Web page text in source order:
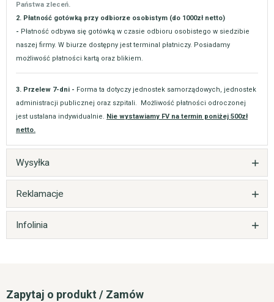
Państwa zleceń.
2. Płatność gotówką przy odbiorze osobistym (do 1000zł netto)
- Płatność odbywa się gotówką w czasie odbioru osobistego w siedzibie
naszej firmy. W biurze dostępny jest terminal płatniczy. Posiadamy
możliwość płatności kartą oraz blikiem.
3. Przelew 7-dni - Forma ta dotyczy jednostek samorządowych, jednostek
administracji publicznej oraz szpitali. Możliwość płatności odroczonej
jest ustalana indywidualnie. Nie wystawiamy FV na termin poniżej 500zł
netto.
Wysyłka
Reklamacje
Infolinia
Zapytaj o produkt / Zamów